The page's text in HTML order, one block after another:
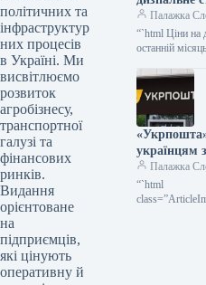
політичних та
інфраструктур
них процесів
в Україні. Ми
висвітлюємо
розвиток
агробізнесу,
транспортної
галузі та
фінансових
ринків.
Видання
орієнтоване
на
підприємців,
які цінують
оперативну й
вперше за
Палажка
“`html Ціни на
останній
вперше за
українцям
Палажка
“`html